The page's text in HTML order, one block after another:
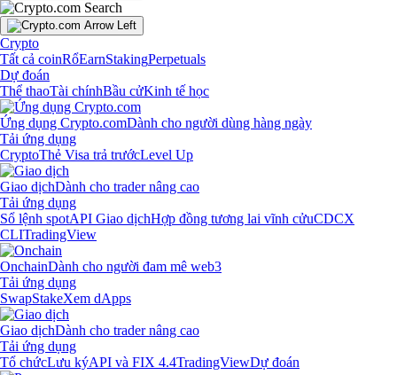
Crypto
Tất cả coinRổEarnStakingPerpetuals
Dự đoán
Thể thaoTài chínhBầu cửKinh tế học
Ứng dụng Crypto.comDành cho người dùng hàng ngày
Tải ứng dụng
CryptoThẻ Visa trả trướcLevel Up
Giao dịchDành cho trader nâng cao
Tải ứng dụng
Sổ lệnh spotAPI Giao dịchHợp đồng tương lai vĩnh cửuCDCX
CLITradingView
OnchainDành cho người đam mê web3
Tải ứng dụng
SwapStakeXem dApps
Giao dịchDành cho trader nâng cao
Tải ứng dụng
Tổ chứcLưu kýAPI và FIX 4.4TradingViewDự đoán